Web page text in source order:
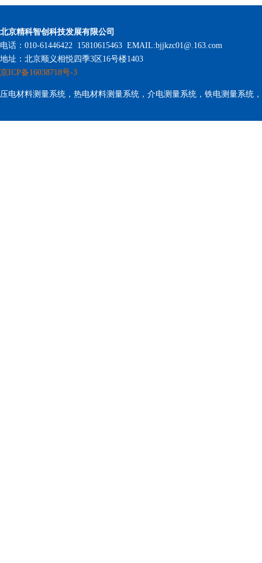
北京精科智创科技发展有限公司
电话：010-61446422 15810615463 EMAIL:bjjkzc01@.163.com
地址：北京顺义相悦四季3区16号楼1403
京ICP备16038718号-3
压电材料测量系统，热电材料测量系统，介电测量系统，铁电测量系统